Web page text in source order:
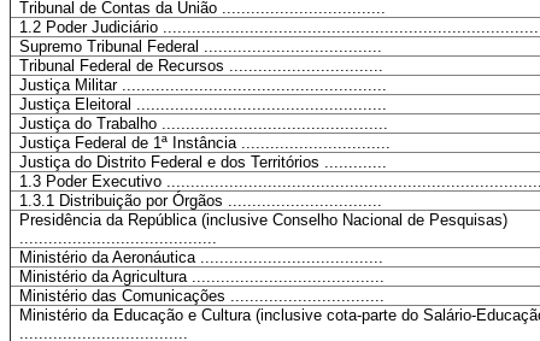
Tribunal de Contas da União ..................................
1.2 Poder Judiciário
Supremo Tribunal Federal .....................................
Tribunal Federal de Recursos ................................
Justiça Militar .......................................................
Justiça Eleitoral ....................................................
Justiça do Trabalho ...............................................
Justiça Federal de 1ª Instância ...............................
Justiça do Distrito Federal e dos Territórios .............
1.3 Poder Executivo
1.3.1 Distribuição por Órgãos ................................
Presidência da República (inclusive Conselho Nacional de Pesquisas)
Ministério da Aeronáutica ......................................
Ministério da Agricultura ........................................
Ministério das Comunicações ................................
Ministério da Educação e Cultura (inclusive cota-parte do Salário-